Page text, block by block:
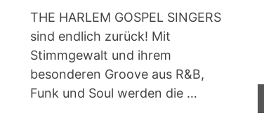
THE HARLEM GOSPEL SINGERS
sind endlich zurück! Mit
Stimmgewalt und ihrem
besonderen Groove aus R&B,
Funk und Soul werden die …